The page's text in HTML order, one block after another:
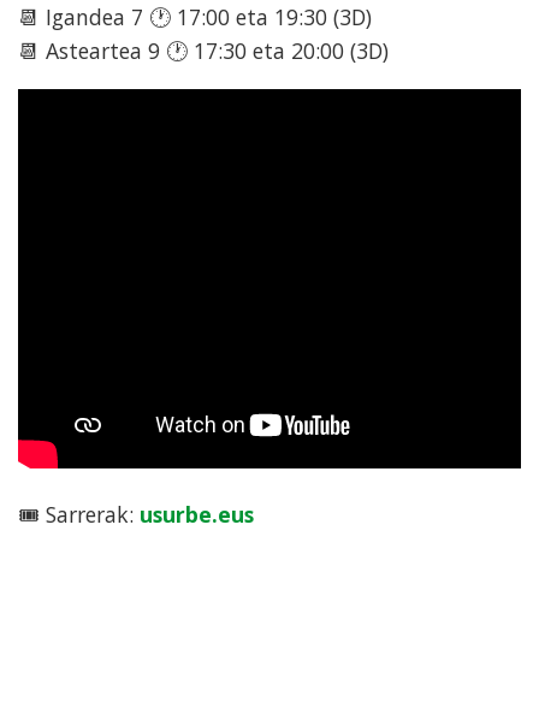
📆 Igandea 7 🕐 17:00 eta 19:30 (3D)
📆 Asteartea 9 🕐 17:30 eta 20:00 (3D)
🎟️ Sarrerak: usurbe.eus